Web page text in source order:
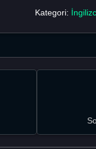
Kategori: